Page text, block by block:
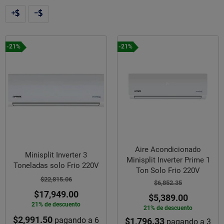
-21%
Minisplit Inverter 3
Toneladas solo Frio 220V
$22,815.06
$17,949.00
21% de descuento
$2,991.50 pagando a 6
-21%
Aire Acondicionado
Minisplit Inverter Prime 1
Ton Solo Frio 220V
$6,852.35
$5,389.00
21% de descuento
$1,796.33 pagando a 3